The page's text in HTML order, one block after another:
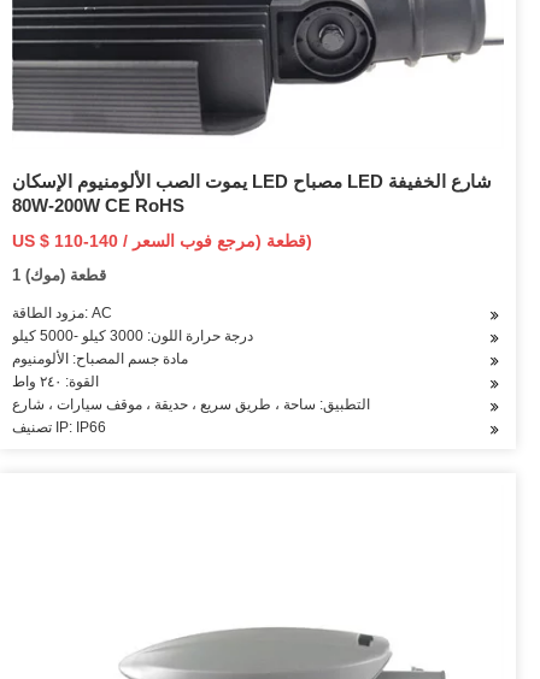
يموت الصب الألومنيوم الإسكان LED مصباح LED شارع الخفيفة
80W-200W CE RoHS
US $ 110-140 / قطعة (مرجع فوب السعر)
1 قطعة (موك)
مزود الطاقة: AC
درجة حرارة اللون: 3000 كيلو -5000 كيلو
مادة جسم المصباح: الألومنيوم
القوة: ٢٤٠ واط
التطبيق: ساحة ، طريق سريع ، حديقة ، موقف سيارات ، شارع
تصنيف IP: IP66